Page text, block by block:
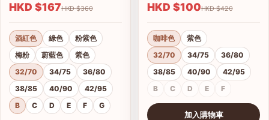
HKD $167 HKD $360
酒紅色 綠色
粉紫色
梅粉
蔚藍色
紫色
32/70
34/75
36/80
38/85
40/90
42/95
B
C D E F G
HKD $100 HKD $420
咖啡色
紫色
32/70
34/75
36/80
38/85
40/90
42/95
B
C D E F
加入購物車